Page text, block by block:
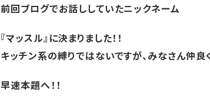
前回ブログでお話ししていたニックネーム
『マッスル』に決まりました！！
キッチン系の縛りではないですが、みなさん仲良
早速本題へ！！